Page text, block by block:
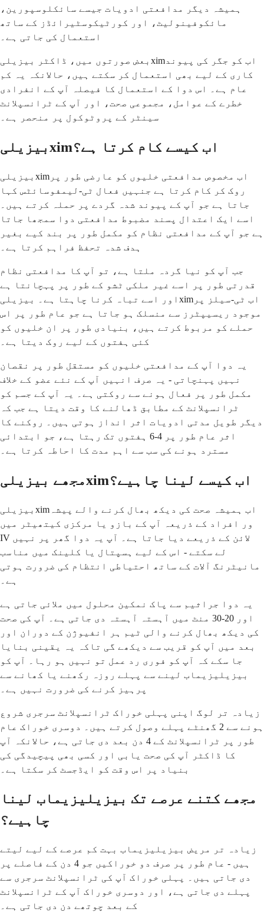
ہمیشہ دیگر مدافعتی ادویات جیسے سائکلوسپورین،
مائکوفینولیٹ، اور کورٹیکوسٹیرائڈز کے ساتھ
استعمال کی جاتی ہے۔
بعض صورتوں میں، ڈاکٹر بیزیلیximاب کو جگر کی پیوند
کاری کے لیے بھی استعمال کر سکتے ہیں، حالانکہ یہ کم
عام ہے۔ اس دوا کے استعمال کا فیصلہ آپ کے انفرادی
خطرے کے عوامل، مجموعی صحت، اور آپ کے ٹرانسپلانٹ
سینٹر کے پروٹوکول پر منحصر ہے۔
بیزیلیximاب کیسے کام کرتا ہے؟
بیزیلیximاب مخصوص مدافعتی خلیوں کو عارضی طور پر
روک کر کام کرتا ہے جنہیں فعال ٹی-لیمفوسائٹس کہا
جاتا ہے جو آپ کے پیوند شدہ گردے پر حملہ کرتے ہیں۔
اسے ایک اعتدال پسند مضبوط مدافعتی دوا سمجھا جاتا
ہے جو آپ کے مدافعتی نظام کو مکمل طور پر بند کیے بغیر
ہدف شدہ تحفظ فراہم کرتا ہے۔
جب آپ کو نیا گردہ ملتا ہے، تو آپ کا مدافعتی نظام
قدرتی طور پر اسے غیر ملکی ٹشو کے طور پر پہچانتا ہے
اور اسے تباہ کرنا چاہتا ہے۔ بیزیلیximاب ٹی-سیلز پر
موجود ریسیپٹرز سے منسلک ہو جاتا ہے جو عام طور پر اس
حملے کو مربوط کرتے ہیں، بنیادی طور پر ان خلیوں کو
کئی ہفتوں کے لیے روک دیتا ہے۔
یہ دوا آپ کے مدافعتی خلیوں کو مستقل طور پر نقصان
نہیں پہنچاتی - یہ صرف انہیں آپ کے نئے عضو کے خلاف
مکمل طور پر فعال ہونے سے روکتی ہے۔ یہ آپ کے جسم کو
ٹرانسپلانٹ کے مطابق ڈھالنے کا وقت دیتا ہے جب کہ
دیگر طویل مدتی ادویات اثر انداز ہوتی ہیں۔ روکنے کا
اثر عام طور پر 4-6 ہفتوں تک رہتا ہے، جو ابتدائی
مسترد ہونے کی سب سے اہم مدت کا احاطہ کرتا ہے۔
مجھے بیزیلیximاب کیسے لینا چاہیے؟
بیزیلیximاب ہمیشہ صحت کی دیکھ بھال کرنے والے پیشہ
ور افراد کے ذریعہ آپ کے بازو یا مرکزی کیتھیٹر میں
IV لائن کے ذریعے دیا جاتا ہے۔ آپ یہ دوا گھر پر نہیں
لے سکتے - اس کے لیے ہسپتال یا کلینک میں مناسب
مانیٹرنگ آلات کے ساتھ احتیاطی انتظام کی ضرورت ہوتی
ہے۔
یہ دوا جراثیم سے پاک نمکین محلول میں ملائی جاتی ہے
اور 20-30 منٹ میں آہستہ آہستہ دی جاتی ہے۔ آپ کی صحت
کی دیکھ بھال کرنے والی ٹیم ہر انفیوژن کے دوران اور
بعد میں آپ کو قریب سے دیکھے گی تاکہ یہ یقینی بنایا
جا سکے کہ آپ کو فوری رد عمل تو نہیں ہو رہا۔ آپ کو
بیزیلیزیماب لینے سے پہلے روزہ رکھنے یا کھانے سے
پرہیز کرنے کی ضرورت نہیں ہے۔
زیادہ تر لوگ اپنی پہلی خوراک ٹرانسپلانٹ سرجری شروع
ہونے سے 2 گھنٹے پہلے وصول کرتے ہیں۔ دوسری خوراک عام
طور پر ٹرانسپلانٹ کے 4 دن بعد دی جاتی ہے، حالانکہ آپ
کا ڈاکٹر آپ کی صحت یابی اور کسی بھی پیچیدگی کی
بنیاد پر اس وقت کو ایڈجسٹ کر سکتا ہے۔
مجھے کتنے عرصے تک بیزیلیزیماب لینا
چاہیے؟
زیادہ تر مریض بیزیلیزیماب بہت کم عرصے کے لیے لیتے
ہیں - عام طور پر صرف دو خوراکیں جو 4 دن کے فاصلے پر
دی جاتی ہیں۔ پہلی خوراک آپ کی ٹرانسپلانٹ سرجری سے
پہلے دی جاتی ہے، اور دوسری خوراک آپ کے ٹرانسپلانٹ
کے بعد چوتھے دن دی جاتی ہے۔